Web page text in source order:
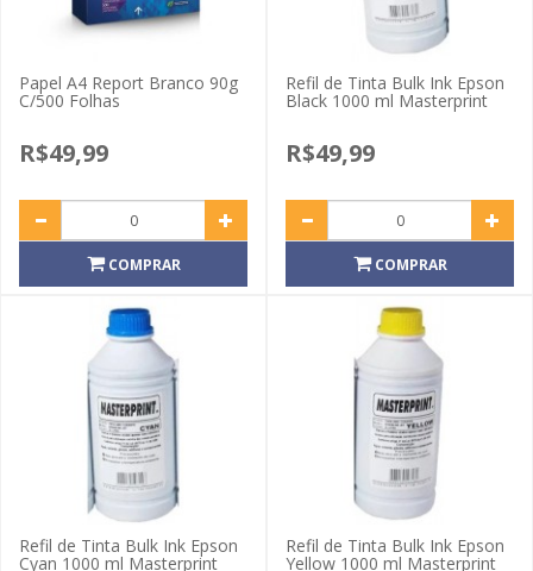
Papel A4 Report Branco 90g
C/500 Folhas
R$49,99
COMPRAR
Refil de Tinta Bulk Ink Epson
Black 1000 ml Masterprint
R$49,99
COMPRAR
Refil de Tinta Bulk Ink Epson
Cyan 1000 ml Masterprint
Refil de Tinta Bulk Ink Epson
Yellow 1000 ml Masterprint